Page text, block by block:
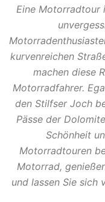
Eine Motorradtour
kurvenreichen
machen diese
Motorradfahrer.
den Stilfser Joch
Pässe der
Schönheit
Motorradtouren
Motorrad,
und lassen Sie sich